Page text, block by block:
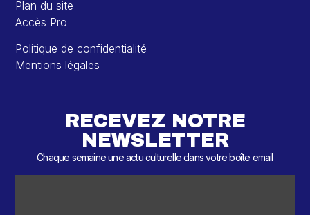
Plan du site
Accès Pro
Politique de confidentialité
Mentions légales
RECEVEZ NOTRE
NEWSLETTER
Chaque semaine une actu culturelle dans votre boîte email